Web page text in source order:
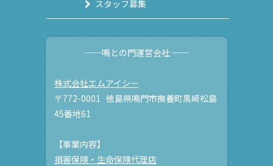
スタッフ募集
──鳴との門運営会社 ──
株式会社エムアイシー
〒772-0001 徳島県鳴門市撫養町黒崎松島
45番地61
【事業内容】
損害保険・生命保険代理店